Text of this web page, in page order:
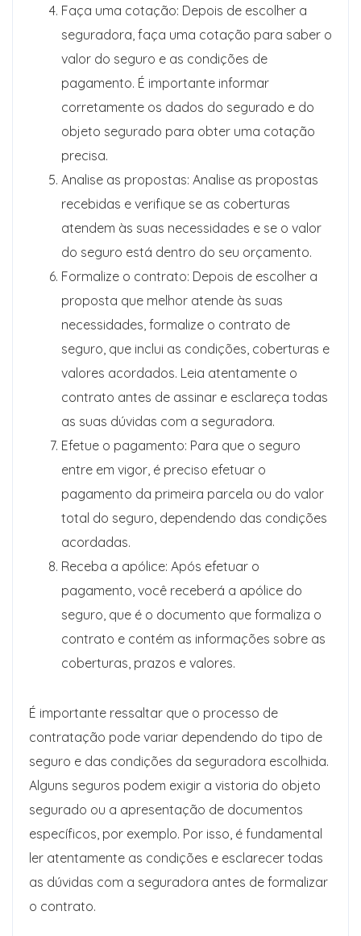
Faça uma cotação: Depois de escolher a
seguradora, faça uma cotação para saber o
valor do seguro e as condições de
pagamento. É importante informar
corretamente os dados do segurado e do
objeto segurado para obter uma cotação
precisa.
Analise as propostas: Analise as propostas
recebidas e verifique se as coberturas
atendem às suas necessidades e se o valor
do seguro está dentro do seu orçamento.
Formalize o contrato: Depois de escolher a
proposta que melhor atende às suas
necessidades, formalize o contrato de
seguro, que inclui as condições, coberturas e
valores acordados. Leia atentamente o
contrato antes de assinar e esclareça todas
as suas dúvidas com a seguradora.
Efetue o pagamento: Para que o seguro
entre em vigor, é preciso efetuar o
pagamento da primeira parcela ou do valor
total do seguro, dependendo das condições
acordadas.
Receba a apólice: Após efetuar o
pagamento, você receberá a apólice do
seguro, que é o documento que formaliza o
contrato e contém as informações sobre as
coberturas, prazos e valores.
É importante ressaltar que o processo de
contratação pode variar dependendo do tipo de
seguro e das condições da seguradora escolhida.
Alguns seguros podem exigir a vistoria do objeto
segurado ou a apresentação de documentos
específicos, por exemplo. Por isso, é fundamental
ler atentamente as condições e esclarecer todas
as dúvidas com a seguradora antes de formalizar
o contrato.